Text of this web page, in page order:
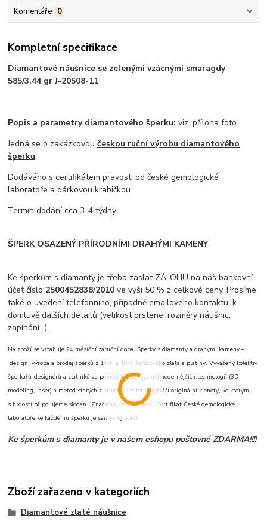
Komentáře 0
Kompletní specifikace
Diamantové náušnice se zelenými vzácnými smaragdy
585/3,44 gr J-20508-11
Popis a parametry diamantového šperku: viz. příloha foto
Jedná se o zakázkovoučeskou ruční výrobu diamantového
šperku
Dodáváno s certifikátem pravosti od české gemologické
laboratoře a dárkovou krabičkou.
Termín dodání cca 3-4 týdny.
ŠPERK OSAZENÝ PŘÍRODNÍMI DRAHÝMI KAMENY
Ke šperkům s diamanty je třeba zaslat ZÁLOHU na náš bankovní
účet číslo 2500452838/2010ve výši 50 % z celkové ceny. Prosíme
také o uvedení telefonního, případně emailového kontaktu, k
domluvě dalších detailů (velikost prstene, rozměry náušnic,
zapínání...).
Na zboží se vztahuje 24 měsíční záruční doba. Šperky s diamanty a drahými kameny –
design, výroba a prodej šperků z 14-ti a 18-ti karátového zlata a platiny. Vyvážený kolektiv
šperkařů-designérů a zlatníků za pomoci kombinace nejmodernějších technologií (3D
modeling, laser) a metod starých zlatnických mistrů vytváří originální klenoty, ke kterým
s hrdostí připojujeme slogan „Značkový český šperk“. Certifikát České gemologické
laboratoře ke každému šperku je samozřejmostí.
Ke šperkům s diamanty je v našem eshopu poštovné ZDARMA!!!!
Zboží zařazeno v kategoriích
Diamantové zlaté náušnice